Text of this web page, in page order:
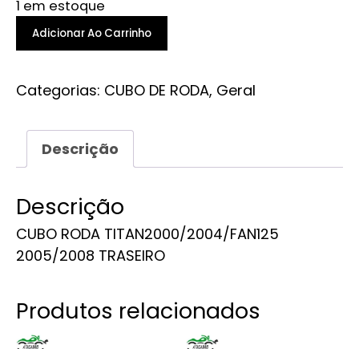
1 em estoque
CUBO
DE
TRASEIRO
125
quantidade
Adicionar Ao Carrinho
Categorias: CUBO DE RODA, Geral
Descrição
Descrição
CUBO RODA TITAN2000/2004/FAN125
2005/2008 TRASEIRO
Produtos relacionados